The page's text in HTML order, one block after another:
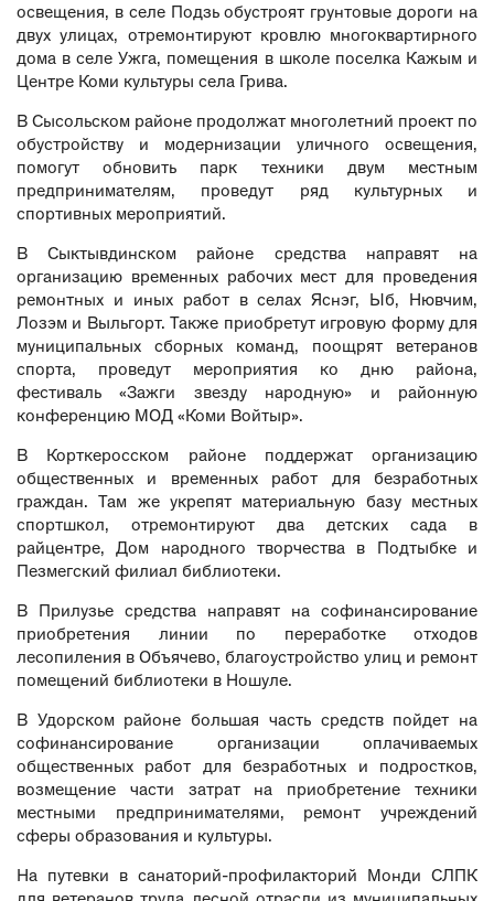
освещения, в селе Подзь обустроят грунтовые дороги на
двух улицах, отремонтируют кровлю многоквартирного
дома в селе Ужга, помещения в школе поселка Кажым и
Центре Коми культуры села Грива.
В Сысольском районе продолжат многолетний проект по
обустройству и модернизации уличного освещения,
помогут обновить парк техники двум местным
предпринимателям, проведут ряд культурных и
спортивных мероприятий.
В Сыктывдинском районе средства направят на
организацию временных рабочих мест для проведения
ремонтных и иных работ в селах Яснэг, Ыб, Нювчим,
Лозэм и Выльгорт. Также приобретут игровую форму для
муниципальных сборных команд, поощрят ветеранов
спорта, проведут мероприятия ко дню района,
фестиваль «Зажги звезду народную» и районную
конференцию МОД «Коми Войтыр».
В Корткеросском районе поддержат организацию
общественных и временных работ для безработных
граждан. Там же укрепят материальную базу местных
спортшкол, отремонтируют два детских сада в
райцентре, Дом народного творчества в Подтыбке и
Пезмегский филиал библиотеки.
В Прилузье средства направят на софинансирование
приобретения линии по переработке отходов
лесопиления в Объячево, благоустройство улиц и ремонт
помещений библиотеки в Ношуле.
В Удорском районе большая часть средств пойдет на
софинансирование организации оплачиваемых
общественных работ для безработных и подростков,
возмещение части затрат на приобретение техники
местными предпринимателями, ремонт учреждений
сферы образования и культуры.
На путевки в санаторий-профилакторий Монди СЛПК